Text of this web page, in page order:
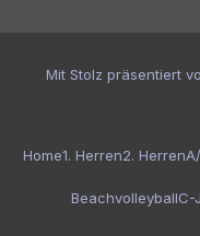
Mit Stolz präsentiert
Home1. Herren2. Herren
BeachvolleyballC-